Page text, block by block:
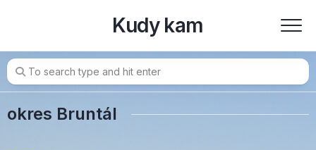
Kudy kam
okres Bruntál